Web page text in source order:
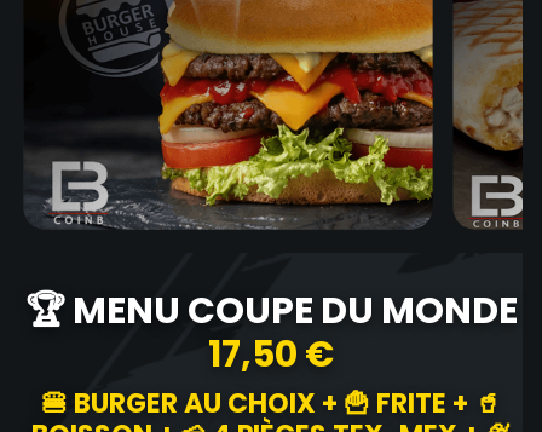
🏆 MENU COUPE DU MONDE
17,50 €
🍔 BURGER AU CHOIX + 🍟 FRITE + 🥤